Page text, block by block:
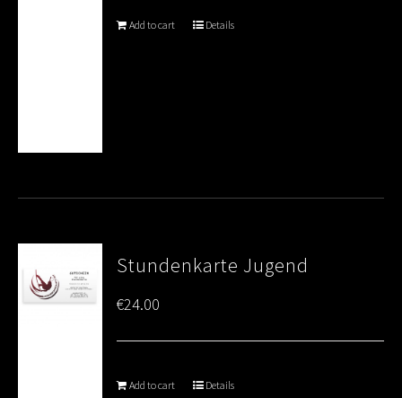
Add to cart Details
Stundenkarte Jugend
€24.00
Add to cart Details